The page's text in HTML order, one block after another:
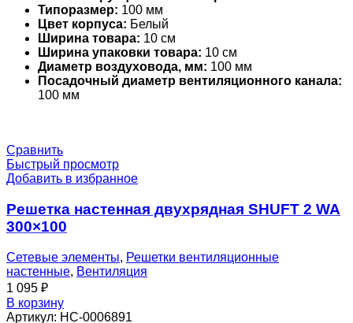
Типоразмер: 100 мм
Цвет корпуса: Белый
Ширина товара: 10 см
Ширина упаковки товара: 10 см
Диаметр воздуховода, мм: 100 мм
Посадочный диаметр вентиляционного канала:
100 мм
Сравнить
Быстрый просмотр
Добавить в избранное
Решетка настенная двухрядная SHUFT 2 WA
300×100
Сетевые элементы, Решетки вентиляционные
настенные, Вентиляция
1 095 ₽
В корзину
Артикул: НС-0006891